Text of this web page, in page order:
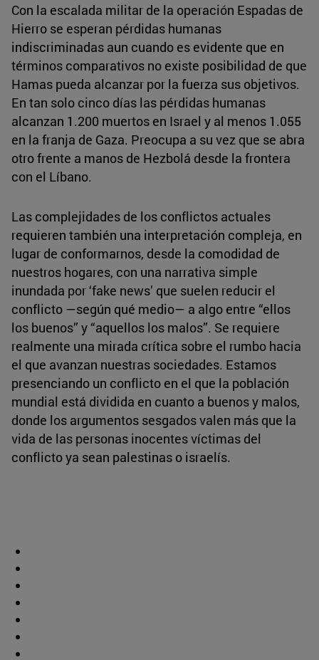
Con la escalada militar de la operación Espadas de
Hierro se esperan pérdidas humanas
indiscriminadas aun cuando es evidente que en
términos comparativos no existe posibilidad de que
Hamas pueda alcanzar por la fuerza sus objetivos.
En tan solo cinco días las pérdidas humanas
alcanzan 1.200 muertos en Israel y al menos 1.055
en la franja de Gaza. Preocupa a su vez que se abra
otro frente a manos de Hezbolá desde la frontera
con el Líbano.
Las complejidades de los conflictos actuales
requieren también una interpretación compleja, en
lugar de conformarnos, desde la comodidad de
nuestros hogares, con una narrativa simple
inundada por ‘fake news’ que suelen reducir el
conflicto —según qué medio— a algo entre “ellos
los buenos” y “aquellos los malos”. Se requiere
realmente una mirada crítica sobre el rumbo hacia
el que avanzan nuestras sociedades. Estamos
presenciando un conflicto en el que la población
mundial está dividida en cuanto a buenos y malos,
donde los argumentos sesgados valen más que la
vida de las personas inocentes víctimas del
conflicto ya sean palestinas o israelís.